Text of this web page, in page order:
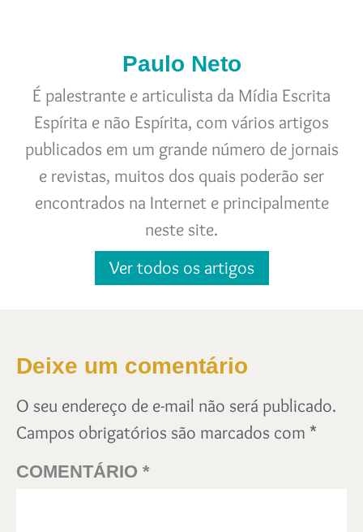
Paulo Neto
É palestrante e articulista da Mídia Escrita
Espírita e não Espírita, com vários artigos
publicados em um grande número de jornais
e revistas, muitos dos quais poderão ser
encontrados na Internet e principalmente
neste site.
Ver todos os artigos
Deixe um comentário
O seu endereço de e-mail não será publicado.
Campos obrigatórios são marcados com *
COMENTÁRIO *